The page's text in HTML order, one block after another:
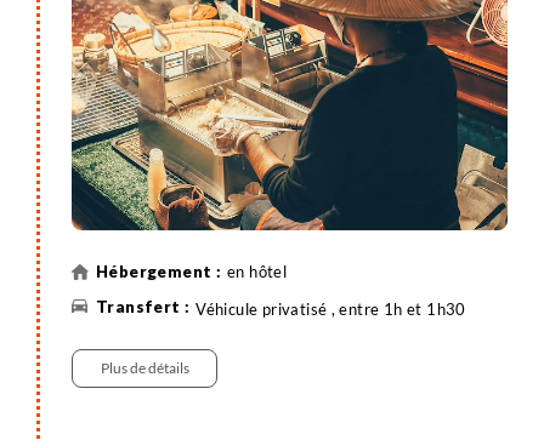
en hôtel
Véhicule privatisé , entre 1h et 1h30
Plus de détails